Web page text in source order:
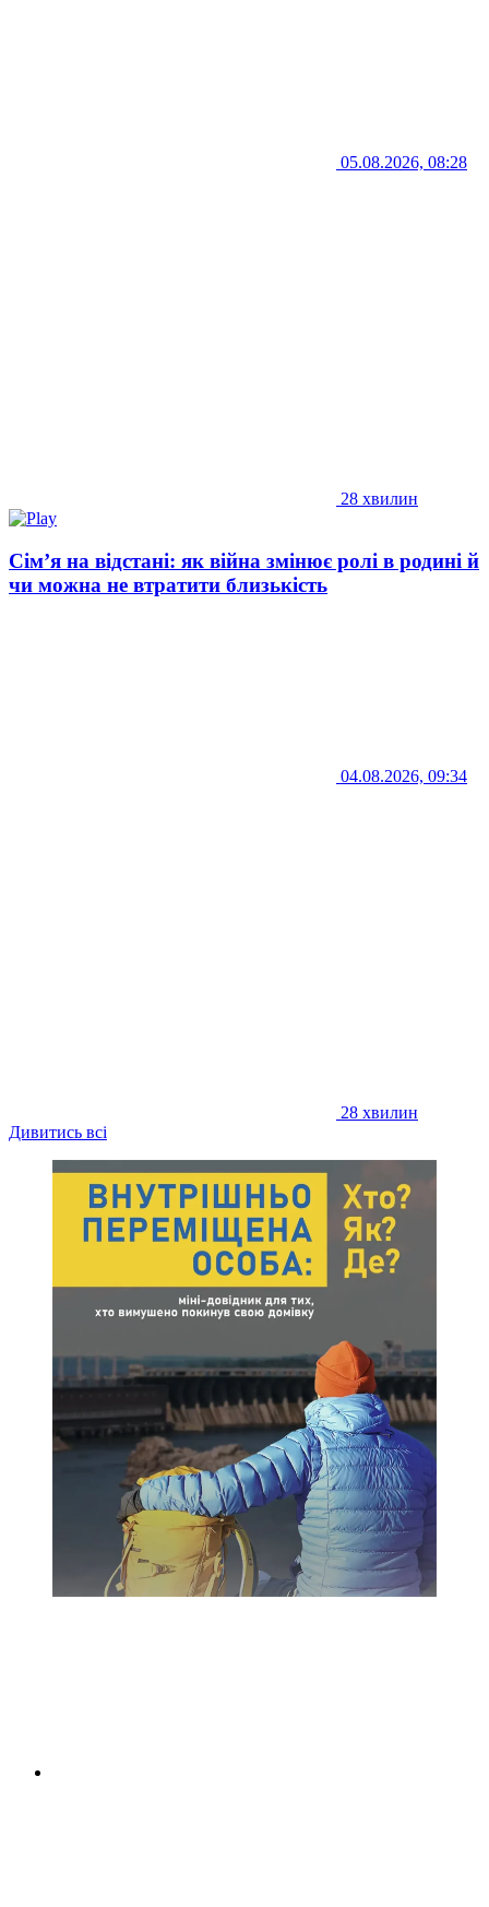
05.08.2026, 08:28
28 хвилин
Сім’я на відстані: як війна змінює ролі в родині й
чи можна не втратити близькість
04.08.2026, 09:34
28 хвилин
Дивитись всі